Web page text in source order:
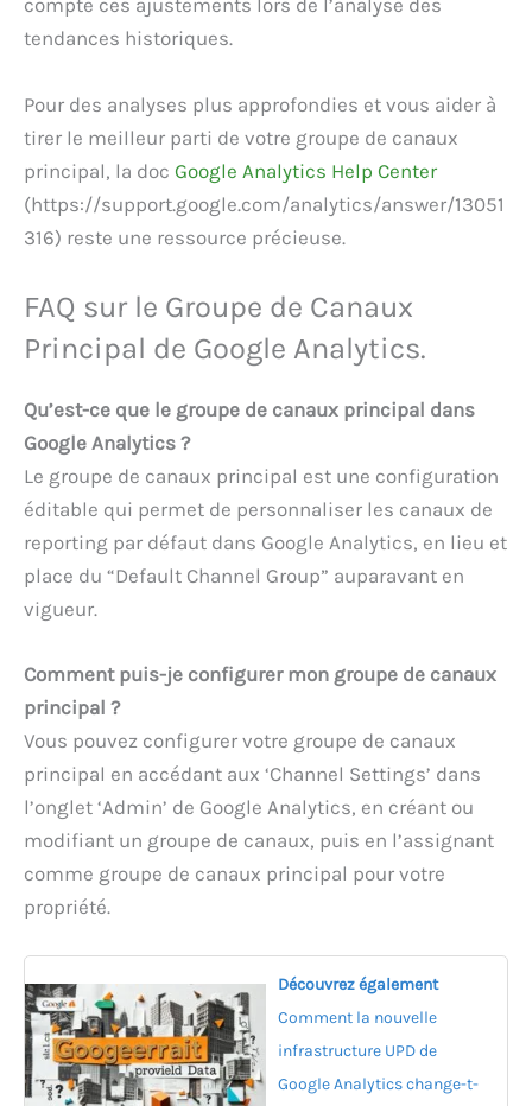
compte ces ajustements lors de l’analyse des
tendances historiques.
Pour des analyses plus approfondies et vous aider à
tirer le meilleur parti de votre groupe de canaux
principal, la doc Google Analytics Help Center
(https://support.google.com/analytics/answer/13051
316) reste une ressource précieuse.
FAQ sur le Groupe de Canaux
Principal de Google Analytics.
Qu’est-ce que le groupe de canaux principal dans
Google Analytics ?
Le groupe de canaux principal est une configuration
éditable qui permet de personnaliser les canaux de
reporting par défaut dans Google Analytics, en lieu et
place du “Default Channel Group” auparavant en
vigueur.
Comment puis-je configurer mon groupe de canaux
principal ?
Vous pouvez configurer votre groupe de canaux
principal en accédant aux ‘Channel Settings’ dans
l’onglet ‘Admin’ de Google Analytics, en créant ou
modifiant un groupe de canaux, puis en l’assignant
comme groupe de canaux principal pour votre
propriété.
Découvrez également
Comment la nouvelle
infrastructure UPD de
Google Analytics change-t-